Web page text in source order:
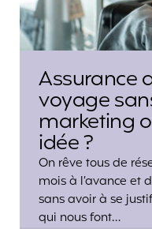
Assurance
voyage
marketing
idée ?
On rêve tous de
mois à l’avance et
sans avoir à se
qui nous font…